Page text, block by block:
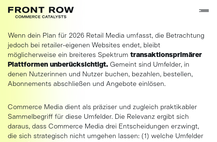
Wenn dein Plan für 2026 Retail Media umfasst, die Betrachtung
jedoch bei retailer-eigenen Websites endet, bleibt
möglicherweise ein breiteres Spektrum transaktionsprimärer
Plattformen unberücksichtigt. Gemeint sind Umfelder, in
denen Nutzerinnen und Nutzer buchen, bezahlen, bestellen,
Abonnements abschließen und Angebote einlösen.
Commerce Media dient als präziser und zugleich praktikabler
Sammelbegriff für diese Umfelder. Die Relevanz ergibt sich
daraus, dass Commerce Media drei Entscheidungen erzwingt,
die sich strategisch nicht umgehen lassen: (1) welche Umfelder